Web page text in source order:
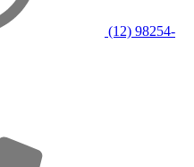
(12) 98254-